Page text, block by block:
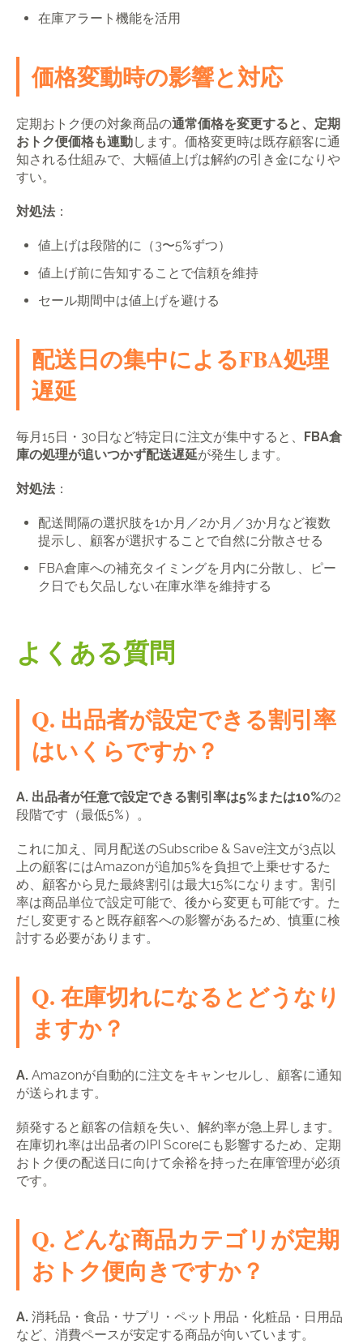
在庫アラート機能を活用
価格変動時の影響と対応
定期おトク便の対象商品の通常価格を変更すると、定期
おトク便価格も連動します。価格変更時は既存顧客に通
知される仕組みで、大幅値上げは解約の引き金になりや
すい。
対処法 ：
値上げは段階的に（3〜5%ずつ）
値上げ前に告知することで信頼を維持
セール期間中は値上げを避ける
配送日の集中によるFBA処理
遅延
毎月15日・30日など特定日に注文が集中すると、 FBA倉
庫の処理が追いつかず配送遅延が発生します。
対処法 ：
配送間隔の選択肢を1か月／2か月／3か月など複数
提示し、顧客が選択することで自然に分散させる
FBA倉庫への補充タイミングを月内に分散し、ピー
ク日でも欠品しない在庫水準を維持する
よくある質問
Q. 出品者が設定できる割引率
はいくらですか？
A. 出品者が任意で設定できる割引率は5%または10%の2
段階です（最低5%）。
これに加え、同月配送のSubscribe & Save注文が3点以
上の顧客にはAmazonが追加5%を負担で上乗せするた
め、顧客から見た最終割引は最大15%になります。割引
率は商品単位で設定可能で、後から変更も可能です。た
だし変更すると既存顧客への影響があるため、慎重に検
討する必要があります。
Q. 在庫切れになるとどうなり
ますか？
A. Amazonが自動的に注文をキャンセルし、顧客に通知
が送られます。
頻発すると顧客の信頼を失い、解約率が急上昇します。
在庫切れ率は出品者のIPI Scoreにも影響するため、定期
おトク便の配送日に向けて余裕を持った在庫管理が必須
です。
Q. どんな商品カテゴリが定期
おトク便向きですか？
A. 消耗品・食品・サプリ・ペット用品・化粧品・日用品
など、消費ペースが安定する商品が向いています。